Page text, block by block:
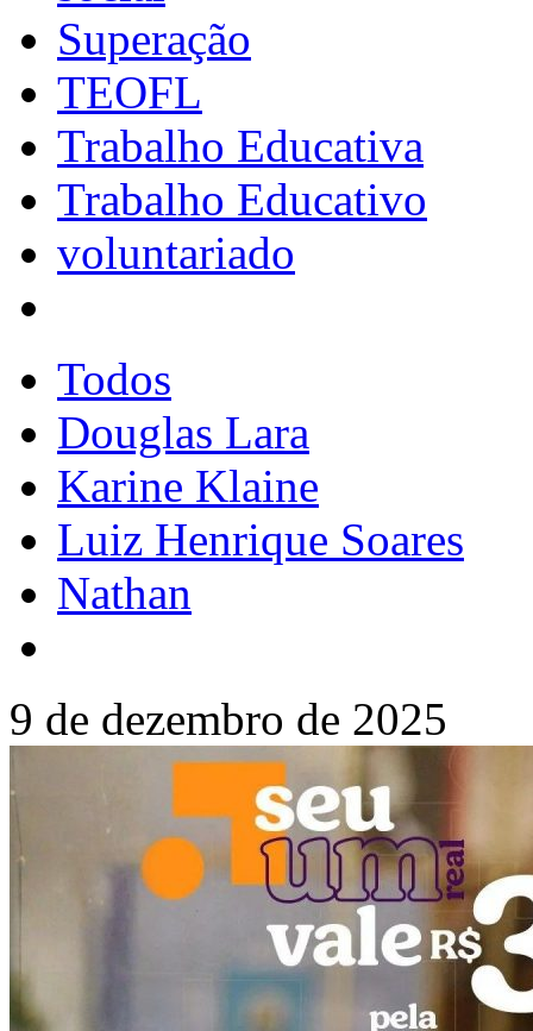
Superação
TEOFL
Trabalho Educativa
Trabalho Educativo
voluntariado
Todos
Douglas Lara
Karine Klaine
Luiz Henrique Soares
Nathan
9 de dezembro de 2025